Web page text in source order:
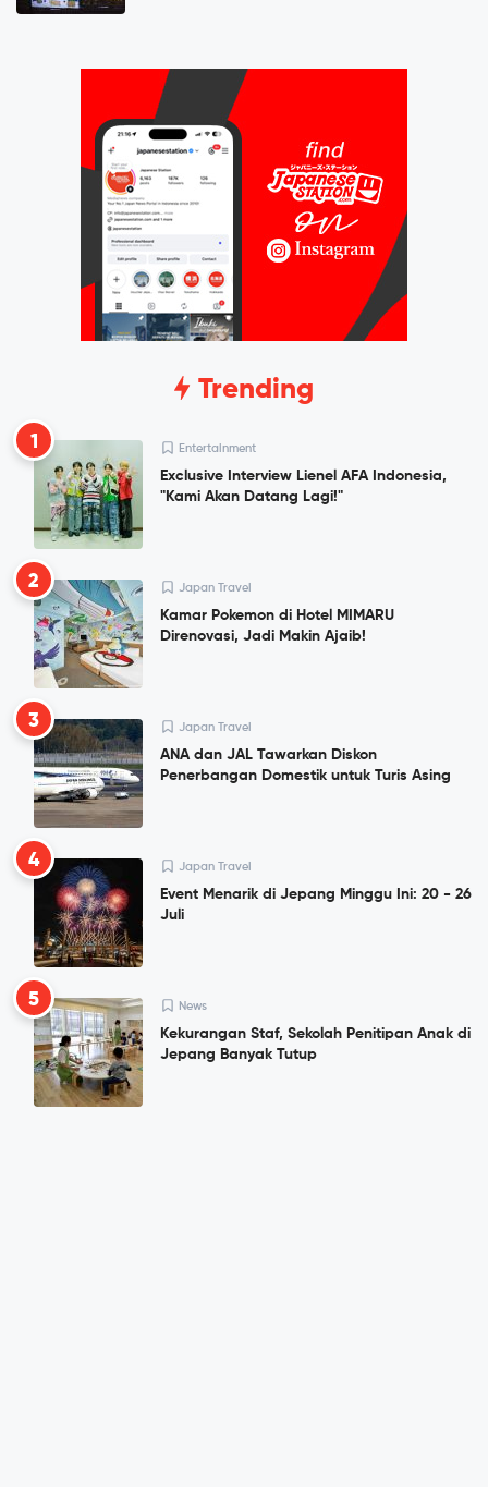
Trending
1 Entertainment
Exclusive Interview Lienel AFA Indonesia,
"Kami Akan Datang Lagi!"
2 Japan Travel
Kamar Pokemon di Hotel MIMARU
Direnovasi, Jadi Makin Ajaib!
3 Japan Travel
ANA dan JAL Tawarkan Diskon
Penerbangan Domestik untuk Turis Asing
4 Japan Travel
Event Menarik di Jepang Minggu Ini: 20 - 26
Juli
5 News
Kekurangan Staf, Sekolah Penitipan Anak di
Jepang Banyak Tutup